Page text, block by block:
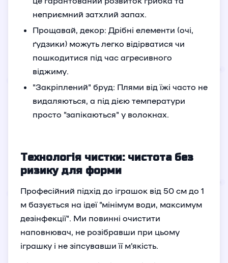
неприємний затхлий запах.
Прощавай, декор: Дрібні елементи (очі,
ґудзики) можуть легко відірватися чи
пошкодитися під час агресивного
віджиму.
"Закріплений" бруд: Плями від їжі часто не
видаляються, а під дією температури
просто "запікаються" у волокнах.
Технологія чистки: чистота без
ризику для форми
Професійний підхід до іграшок від 50 см до 1
м базується на ідеї "мінімум води, максимум
дезінфекції". Ми повинні очистити
наповнювач, не розібравши при цьому
іграшку і не зіпсувавши її м'якість.